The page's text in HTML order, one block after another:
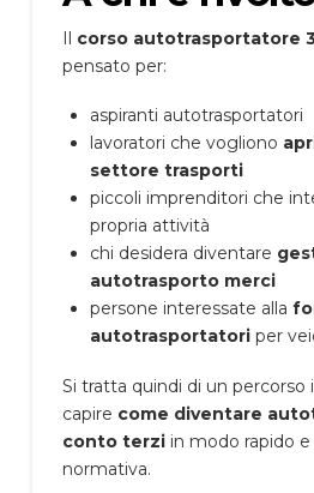
Il corso autotrasportatore
pensato per:
aspiranti autotrasportatori
lavoratori che vogliono
settore trasporti
piccoli imprenditori che
propria attività
chi desidera diventare
autotrasporto merci
persone interessate alla
autotrasportatori per
Si tratta quindi di un percorso
capire come diventare
conto terziin modo rapido e
normativa.